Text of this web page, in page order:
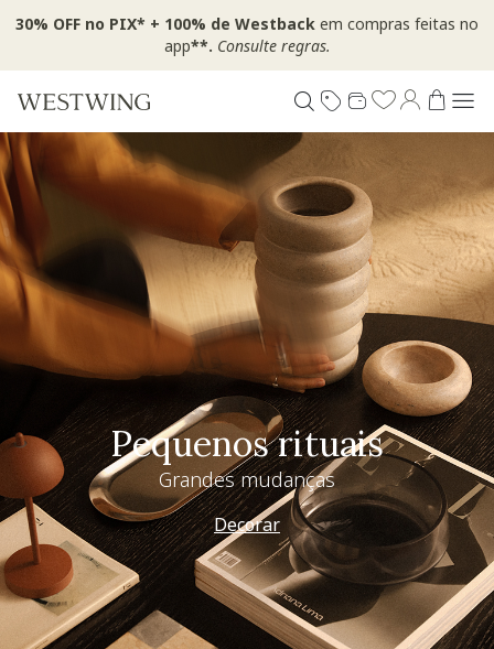
30% OFF no PIX* + 100% de Westback em compras feitas no
app**. Consulte regras.
Pequenos rituais
Grandes mudanças
Decorar